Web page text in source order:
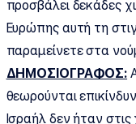
προσβάλει δεκάδες
Ευρώπης αυτή τη
παραμείνετε στα
ΔΗΜΟΣΙΟΓΡΑΦΟΣ:
θεωρούνται
Ισραήλ δεν ήταν